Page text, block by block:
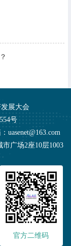
发展大会
号
uasenet@163.com
广场2座10层1003
官方二维码